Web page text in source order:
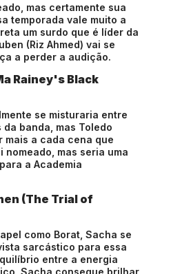
mas certamente sua
temporada vale muito a
um surdo que é líder da
(Riz Ahmed) vai se
a perder a audição.
Rainey's Black
se misturaria entre
banda, mas Toledo
mais a cada cena que
nomeado, mas seria uma
a Academia
(The Trial of
como Borat, Sacha se
sarcástico para essa
entre a energia
Sacha consegue brilhar